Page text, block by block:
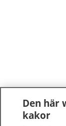
Den här
kakor